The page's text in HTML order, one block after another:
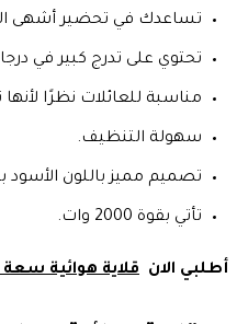
تساعدك في تحضير أشهى
تحتوي على تدرج كبير في
مناسبة للعائلات نظرًا لأنها
سهولة التنظيف.
تصميم مميز باللون الأسود
تأتي بقوة 2000 وات.
أطلبي الان قلاية هوائية سعة 11 لتر Kenwood Air Fryer ماركة كينود